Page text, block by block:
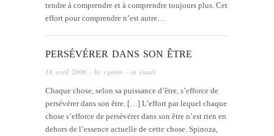
tendre à comprendre et à comprendre toujours plus. Cet
effort pour comprendre n’est autre…
PERSÉVÉRER DANS SON ÊTRE
18 avril 2006 · by cgenin · in essais
Chaque chose, selon sa puissance d’être, s’efforce de
persévérer dans son être. […] L’effort par lequel chaque
chose s’efforce de persévérer dans son être n’est rien en
dehors de l’essence actuelle de cette chose. Spinoza,